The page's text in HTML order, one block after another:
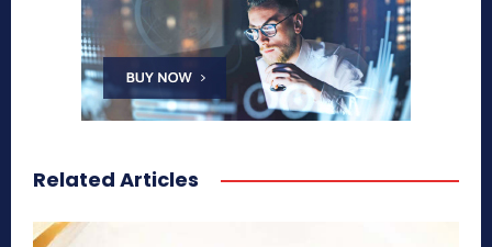
Related Articles